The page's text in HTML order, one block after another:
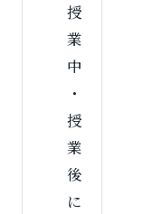
授
業
中
・
授
業
後
に